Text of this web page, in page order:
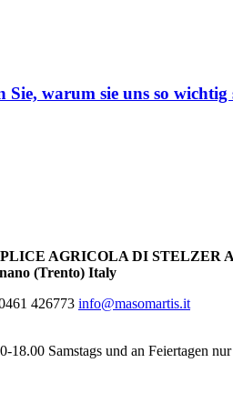
Sie, warum sie uns so wichtig
AGRICOLA DI STELZER
(Trento) Italy
426773 info@masomartis.it
18.00 Samstags und an Feiertagen